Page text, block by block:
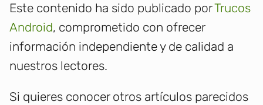
Este contenido ha sido publicado porTrucos
Android, comprometido con ofrecer
información independiente y de calidad a
nuestros lectores.
Si quieres conocer otros artículos parecidos